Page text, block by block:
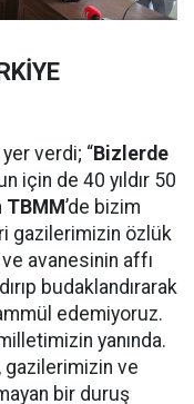
verdi; “Bizlerde
için de 40 yıldır 50
TBMM’de bizim
gazilerimizin özlük
avanesinin affı
budaklandırarak
edemiyoruz.
yanında.
gazilerimizin ve
bir duruş